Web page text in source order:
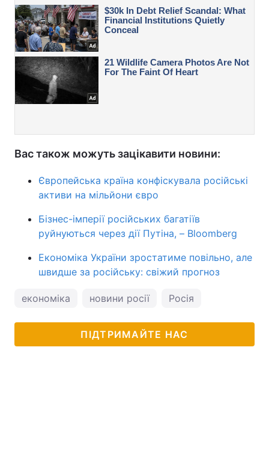
Вас також можуть зацікавити новини:
Європейська країна конфіскувала російські
активи на мільйони євро
Бізнес-імперії російських багатіїв
руйнуються через дії Путіна, – Bloomberg
Економіка України зростатиме повільно, але
швидше за російську: свіжий прогноз
економіка новини росії Росія
ПІДТРИМАЙТЕ НАС